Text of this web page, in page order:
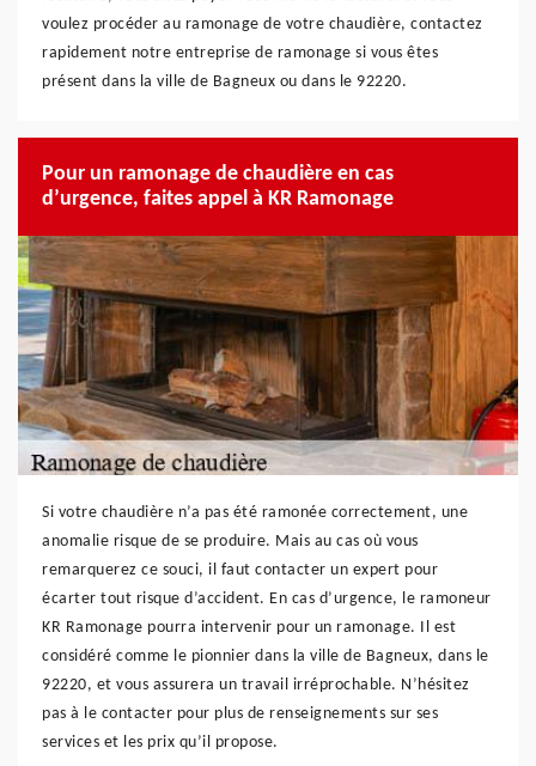
voulez procéder au ramonage de votre chaudière, contactez
rapidement notre entreprise de ramonage si vous êtes
présent dans la ville de Bagneux ou dans le 92220.
Pour un ramonage de chaudière en cas
d’urgence, faites appel à KR Ramonage
Si votre chaudière n’a pas été ramonée correctement, une
anomalie risque de se produire. Mais au cas où vous
remarquerez ce souci, il faut contacter un expert pour
écarter tout risque d’accident. En cas d’urgence, le ramoneur
KR Ramonage pourra intervenir pour un ramonage. Il est
considéré comme le pionnier dans la ville de Bagneux, dans le
92220, et vous assurera un travail irréprochable. N’hésitez
pas à le contacter pour plus de renseignements sur ses
services et les prix qu’il propose.